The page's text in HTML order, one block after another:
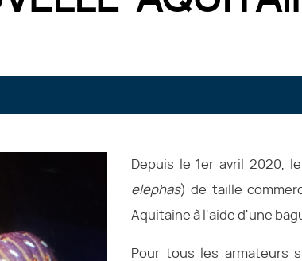
Depuis le 1er avril 2020,
elephas) de taille
Aquitaine à l'aide d'une
Pour tous les armateurs